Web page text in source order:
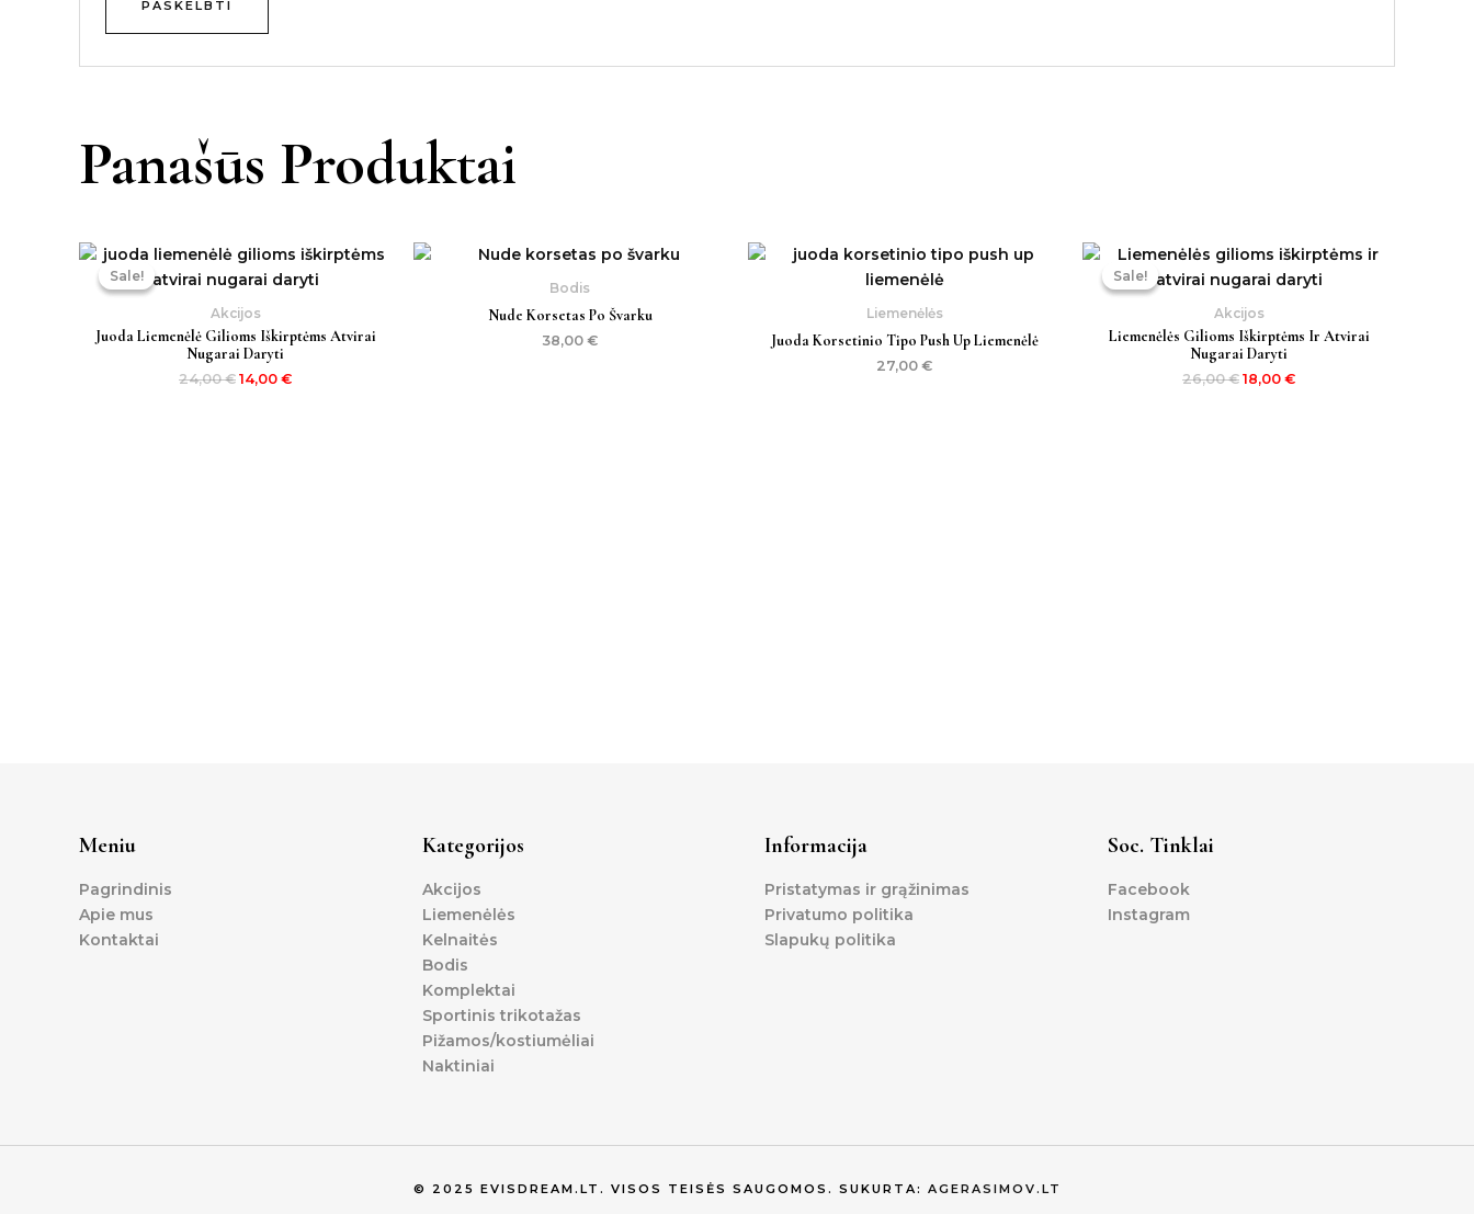
Panašūs Produktai
Sale!
Sale!
Akcijos
Juoda Liemenėlė Gilioms Iškirptėms Atvirai
Nugarai Daryti
24,00€
Original
price
was:
14,00 €
Current
is:
Bodis
Nude Korsetas Po Švarku
38,00 €
Liemenėlės
Juoda Korsetinio Tipo Push Up Liemenėlė
27,00 €
Sale!
Sale!
Akcijos
Liemenėlės Gilioms Iškirptėms Ir Atvirai
Nugarai Daryti
26,00€
Original
was:
18,00 €
Current
price
is:
Meniu
Pagrindinis
Apie mus
Kontaktai
Kategorijos
Akcijos
Liemenėlės
Kelnaitės
Bodis
Komplektai
Sportinis trikotažas
Pižamos/kostiumėliai
Naktiniai
Informacija
Pristatymas ir grąžinimas
Privatumo politika
Slapukų politika
Soc. Tinklai
Facebook
Instagram
© 2025 EVISDREAM.LT. VISOS TEISĖS SAUGOMOS. SUKURTA: AGERASIMOV.LT